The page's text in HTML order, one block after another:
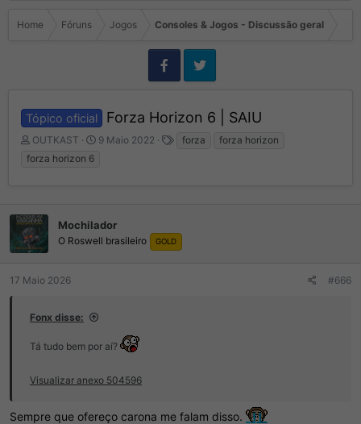
Home Fóruns Jogos Consoles & Jogos - Discussão geral
Tópico oficial Forza Horizon 6 | SAIU
I
d
o
r
o
ó
i
OUTKAST
D
I
n
9 Maio 2022 forza
forza horizon
forza horizon 6
Mochilador
O Roswell brasileiro GOLD
17 Maio 2026 #666
Fonx disse:
Tá tudo bem por aí?
Visualizar anexo 504596
Sempre que ofereço carona me falam disso.